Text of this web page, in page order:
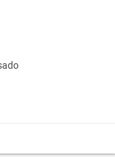
pneus novo,